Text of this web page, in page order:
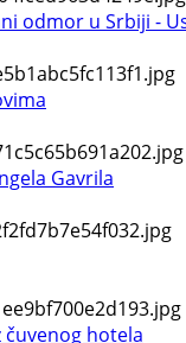
odmor u Srbiji -
Gavrila
čuvenog hotela